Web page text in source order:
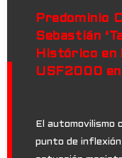
Predominio
Sebastián
Histórico en
USF2000
El automovilismo
punto de